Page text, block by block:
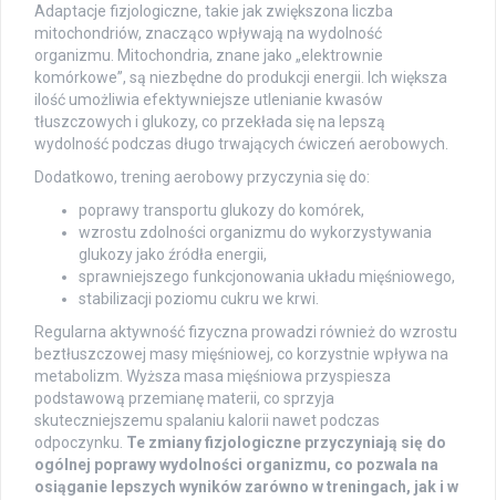
Adaptacje fizjologiczne, takie jak zwiększona liczba
mitochondriów, znacząco wpływają na wydolność
organizmu. Mitochondria, znane jako „elektrownie
komórkowe”, są niezbędne do produkcji energii. Ich większa
ilość umożliwia efektywniejsze utlenianie kwasów
tłuszczowych i glukozy, co przekłada się na lepszą
wydolność podczas długo trwających ćwiczeń aerobowych.
Dodatkowo, trening aerobowy przyczynia się do:
poprawy transportu glukozy do komórek,
wzrostu zdolności organizmu do wykorzystywania
glukozy jako źródła energii,
sprawniejszego funkcjonowania układu mięśniowego,
stabilizacji poziomu cukru we krwi.
Regularna aktywność fizyczna prowadzi również do wzrostu
beztłuszczowej masy mięśniowej, co korzystnie wpływa na
metabolizm. Wyższa masa mięśniowa przyspiesza
podstawową przemianę materii, co sprzyja
skuteczniejszemu spalaniu kalorii nawet podczas
odpoczynku. Te zmiany fizjologiczne przyczyniają się do
ogólnej poprawy wydolności organizmu, co pozwala na
osiąganie lepszych wyników zarówno w treningach, jak i w